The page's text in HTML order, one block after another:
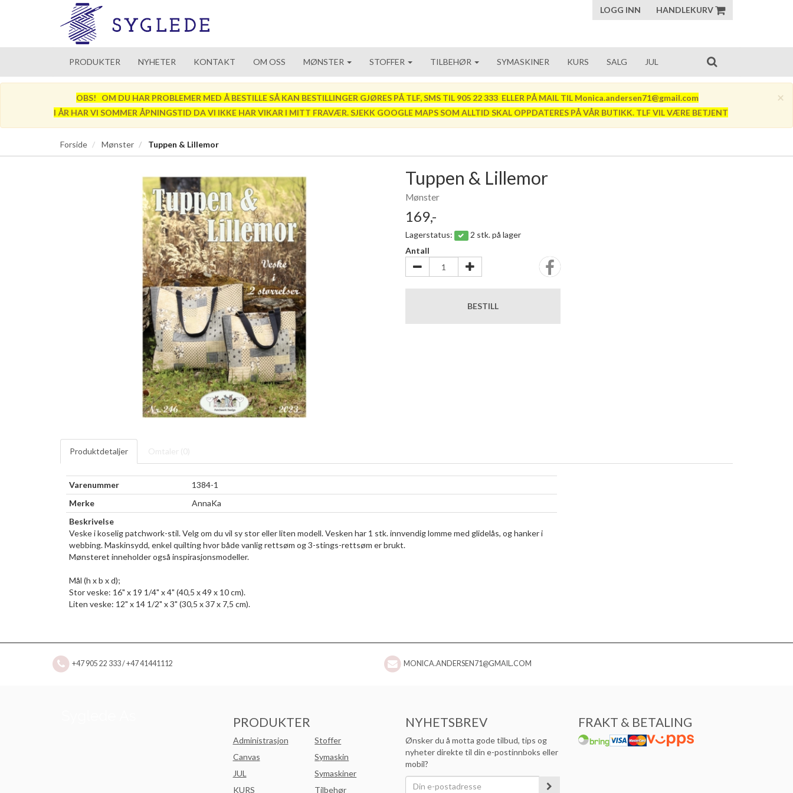
LOGG INN HANDLEKURV
PRODUKTER NYHETER KONTAKT OM OSS MØNSTER STOFFER TILBEHØR SYMASKINER KURS SALG JUL
×
OBS! OM DU HAR PROBLEMER MED Å BESTILLE SÅ KAN BESTILLINGER GJØRES PÅ TLF, SMS TIL 905 22 333 ELLER PÅ MAIL TIL Monica.andersen71@gmail.com
I ÅR HAR VI SOMMER ÅPNINGSTID DA VI IKKE HAR VIKAR I MITT FRAVÆR. SJEKK GOOGLE MAPS SOM ALLTID SKAL OPPDATERES PÅ VÅR BUTIKK. TLF VIL VÆRE BETJENT
Forside Mønster Tuppen & Lillemor
Tuppen & Lillemor
Mønster
169,-
Lagerstatus:
2 stk. på lager
Antall
BESTILL
Produktdetaljer Omtaler (0)
Varenummer
1384-1
Merke
AnnaKa
Beskrivelse
Veske i koselig patchwork-stil. Velg om du vil sy stor eller liten modell. Vesken har 1 stk. innvendig lomme med glidelås, og hanker i
webbing. Maskinsydd, enkel quilting hvor både vanlig rettsøm og 3-stings-rettsøm er brukt.
Mønsteret inneholder også inspirasjonsmodeller.
Mål (h x b x d);
Stor veske: 16" x 19 1/4" x 4" (40,5 x 49 x 10 cm).
Liten veske: 12" x 14 1/2" x 3" (30,5 x 37 x 7,5 cm).
+47 905 22 333 / +47 41441112 MONICA.ANDERSEN71@GMAIL.COM
PRODUKTER
Administrasjon
Canvas
JUL
KURS
Stoffer
Symaskin
Symaskiner
Tilbehør
NYHETSBREV
Ønsker du å motta gode tilbud, tips og
nyheter direkte til din e-postinnboks eller
mobil?
FRAKT & BETALING